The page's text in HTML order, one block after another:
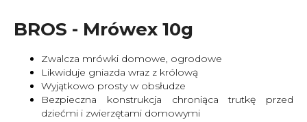
BROS - Mrówex 10g
Zwalcza mrówki domowe, ogrodowe
Likwiduje gniazda wraz z królową
Wyjątkowo prosty w obsłudze
Bezpieczna konstrukcja chroniąca trutkę przed
dziećmi i zwierzętami domowymi